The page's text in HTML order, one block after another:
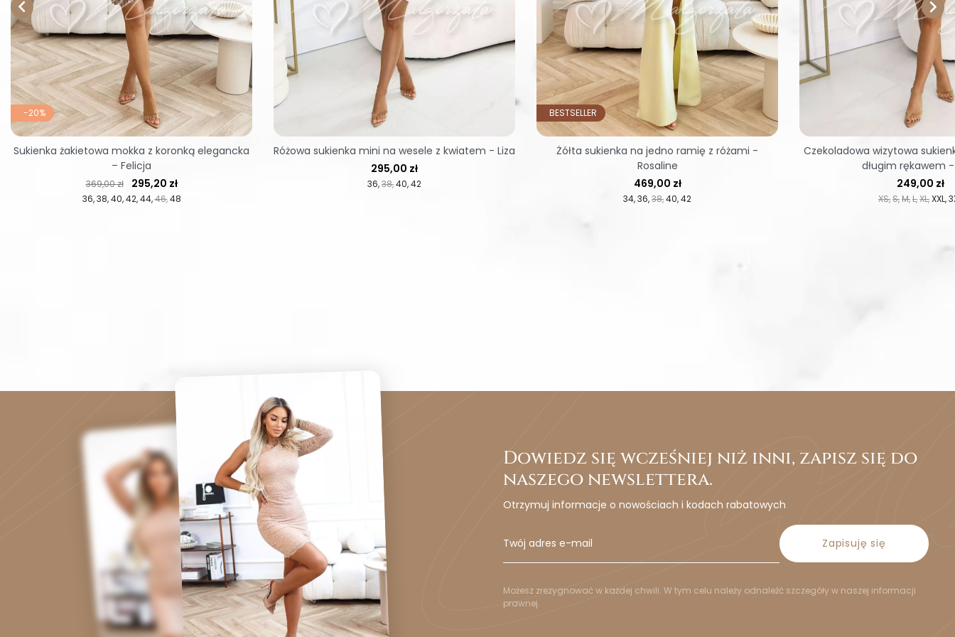

-20%
36 38 40 42 44 46 48
Cena regularna
369,00 zł Cena
295,20 zł
Sukienka żakietowa mokka z koronką elegancka
– Felicja
36 38 40 42
Cena
295,00 zł
Różowa sukienka mini na wesele z kwiatem - Liza
BESTSELLER
34 36 38 40 42
Cena
469,00 zł
Żółta sukienka na jedno ramię z różami -
Rosaline
XS S M L XL XXL
Cena
249,00 zł
Czekoladowa wizytowa
długim rękawem

Dowiedz się wcześniej niż inni, zapisz się do
naszego newslettera.
Otrzymuj informacje o nowościach i kodach rabatowych
Zapisuję się
Możesz zrezygnować w każdej chwili. W tym celu należy odnaleźć szczegóły w naszej informacji
prawnej.